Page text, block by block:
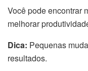
Você pode encontrar
melhorar
Dica: Pequenas
resultados.